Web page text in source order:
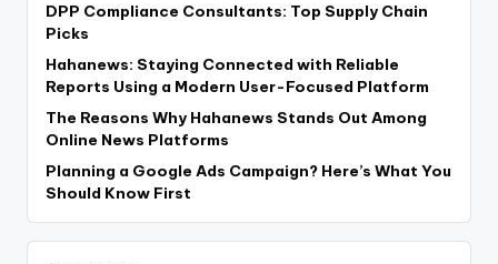
DPP Compliance Consultants: Top Supply Chain
Picks
Hahanews: Staying Connected with Reliable
Reports Using a Modern User-Focused Platform
The Reasons Why Hahanews Stands Out Among
Online News Platforms
Planning a Google Ads Campaign? Here’s What You
Should Know First